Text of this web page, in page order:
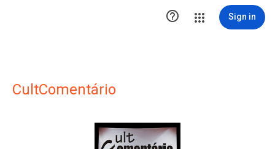
 Sign in
CultComentário